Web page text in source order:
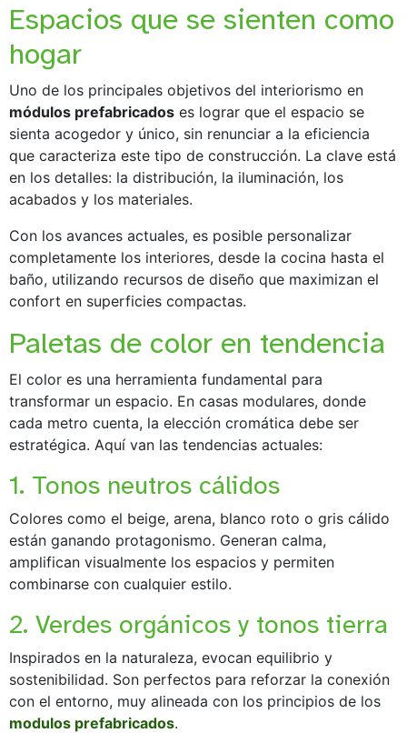
Espacios que se sienten como
hogar
Uno de los principales objetivos del interiorismo en
módulos prefabricados es lograr que el espacio se
sienta acogedor y único, sin renunciar a la eficiencia
que caracteriza este tipo de construcción. La clave está
en los detalles: la distribución, la iluminación, los
acabados y los materiales.
Con los avances actuales, es posible personalizar
completamente los interiores, desde la cocina hasta el
baño, utilizando recursos de diseño que maximizan el
confort en superficies compactas.
Paletas de color en tendencia
El color es una herramienta fundamental para
transformar un espacio. En casas modulares, donde
cada metro cuenta, la elección cromática debe ser
estratégica. Aquí van las tendencias actuales:
1. Tonos neutros cálidos
Colores como el beige, arena, blanco roto o gris cálido
están ganando protagonismo. Generan calma,
amplifican visualmente los espacios y permiten
combinarse con cualquier estilo.
2. Verdes orgánicos y tonos tierra
Inspirados en la naturaleza, evocan equilibrio y
sostenibilidad. Son perfectos para reforzar la conexión
con el entorno, muy alineada con los principios de los
modulos prefabricados.